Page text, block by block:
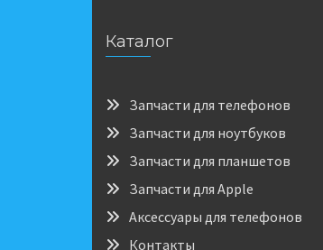
Каталог
Запчасти для телефонов
Запчасти для ноутбуков
Запчасти для планшетов
Запчасти для Apple
Аксессуары для телефонов
Контакты